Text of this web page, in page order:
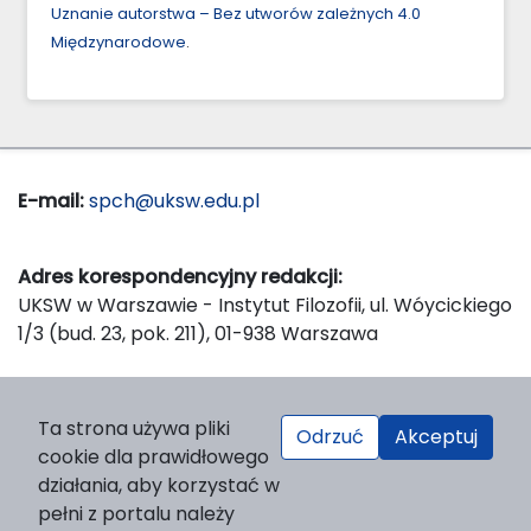
Uznanie autorstwa – Bez utworów zależnych 4.0
Międzynarodowe.
E-mail:spch@uksw.edu.pl
Adres korespondencyjny redakcji:
UKSW w Warszawie - Instytut Filozofii, ul. Wóycickiego
1/3 (bud. 23, pok. 211), 01-938 Warszawa
Wydawnictwo Naukowe UKSW, ul. Dewajtis 5, domek
nr 2, 01-815 Warszawa
Strona WWW Wydawnictwa
e-mail: wydawnictwo@uksw.edu.pl
Ta strona używa pliki
cookie dla prawidłowego
działania, aby korzystać w
pełni z portalu należy
Odrzuć Akceptuj